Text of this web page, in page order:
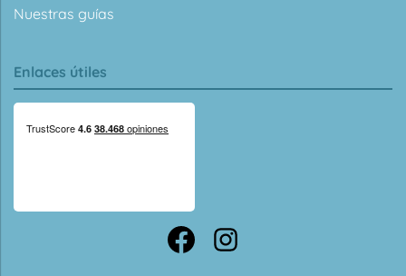
Nuestras guías
Enlaces útiles